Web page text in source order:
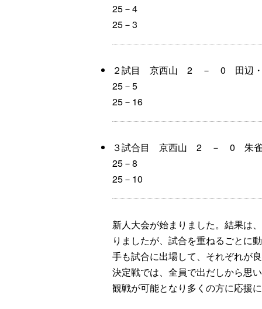
25－4
25－3
２試目 京西山 2 － 0 田辺・
25－5
25－16
３試合目 京西山 2 － 0 朱
25－8
25－10
新人大会が始まりました。結果は
りましたが、試合を重ねるごとに
手も試合に出場して、それぞれが
決定戦では、全員で出だしから思
観戦が可能となり多くの方に応援